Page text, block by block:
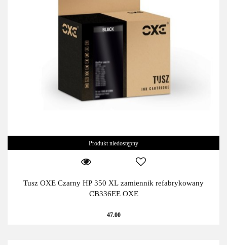
Produkt niedostępny
Tusz OXE Czarny HP 350 XL zamiennik refabrykowany
CB336EE OXE
47.00